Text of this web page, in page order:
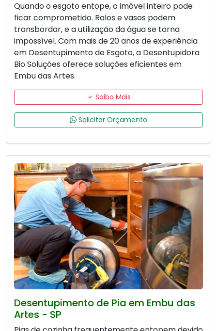
Quando o esgoto entope, o imóvel inteiro pode
ficar comprometido. Ralos e vasos podem
transbordar, e a utilização da água se torna
impossível. Com mais de 20 anos de experiência
em Desentupimento de Esgoto, a Desentupidora
Bio Soluções oferece soluções eficientes em
Embu das Artes.
Saiba Mais
Solicitar Orçamento
Desentupimento de Pia em Embu das
Artes - SP